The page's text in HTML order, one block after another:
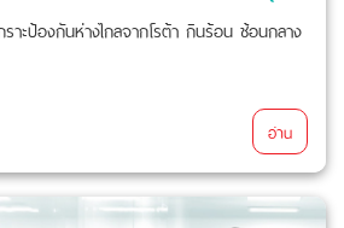
ราะป้องกันห่างไกลจากโรต้า กินร้อน ช้อนกลาง
อ่าน